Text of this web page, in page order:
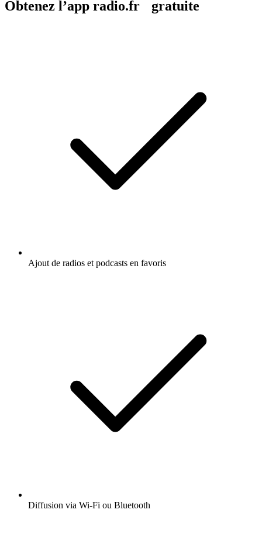
Obtenez l’app radio.fr gratuite
Ajout de radios et podcasts en favoris
Diffusion via Wi-Fi ou Bluetooth